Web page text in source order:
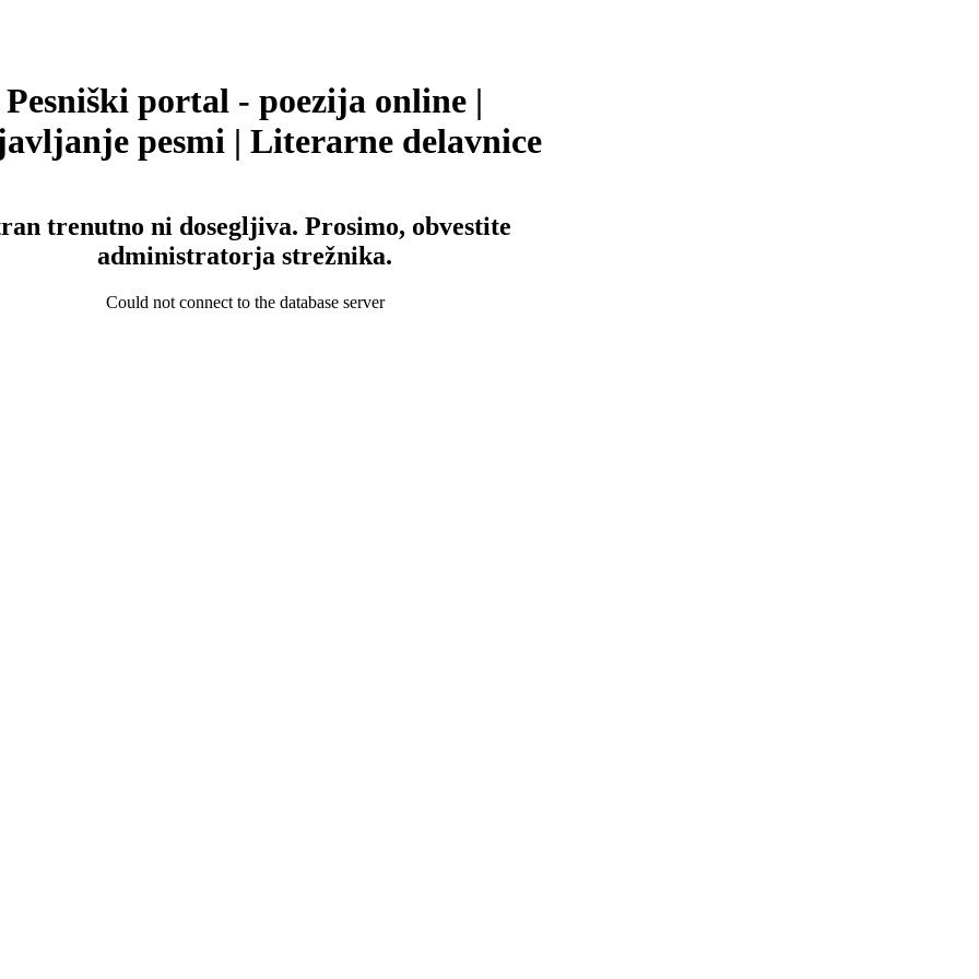
Pesniški portal - poezija online |
pesmi | Literarne delavnice
trenutno ni dosegljiva. Prosimo, obvestite
administratorja strežnika.
Could not connect to the database server